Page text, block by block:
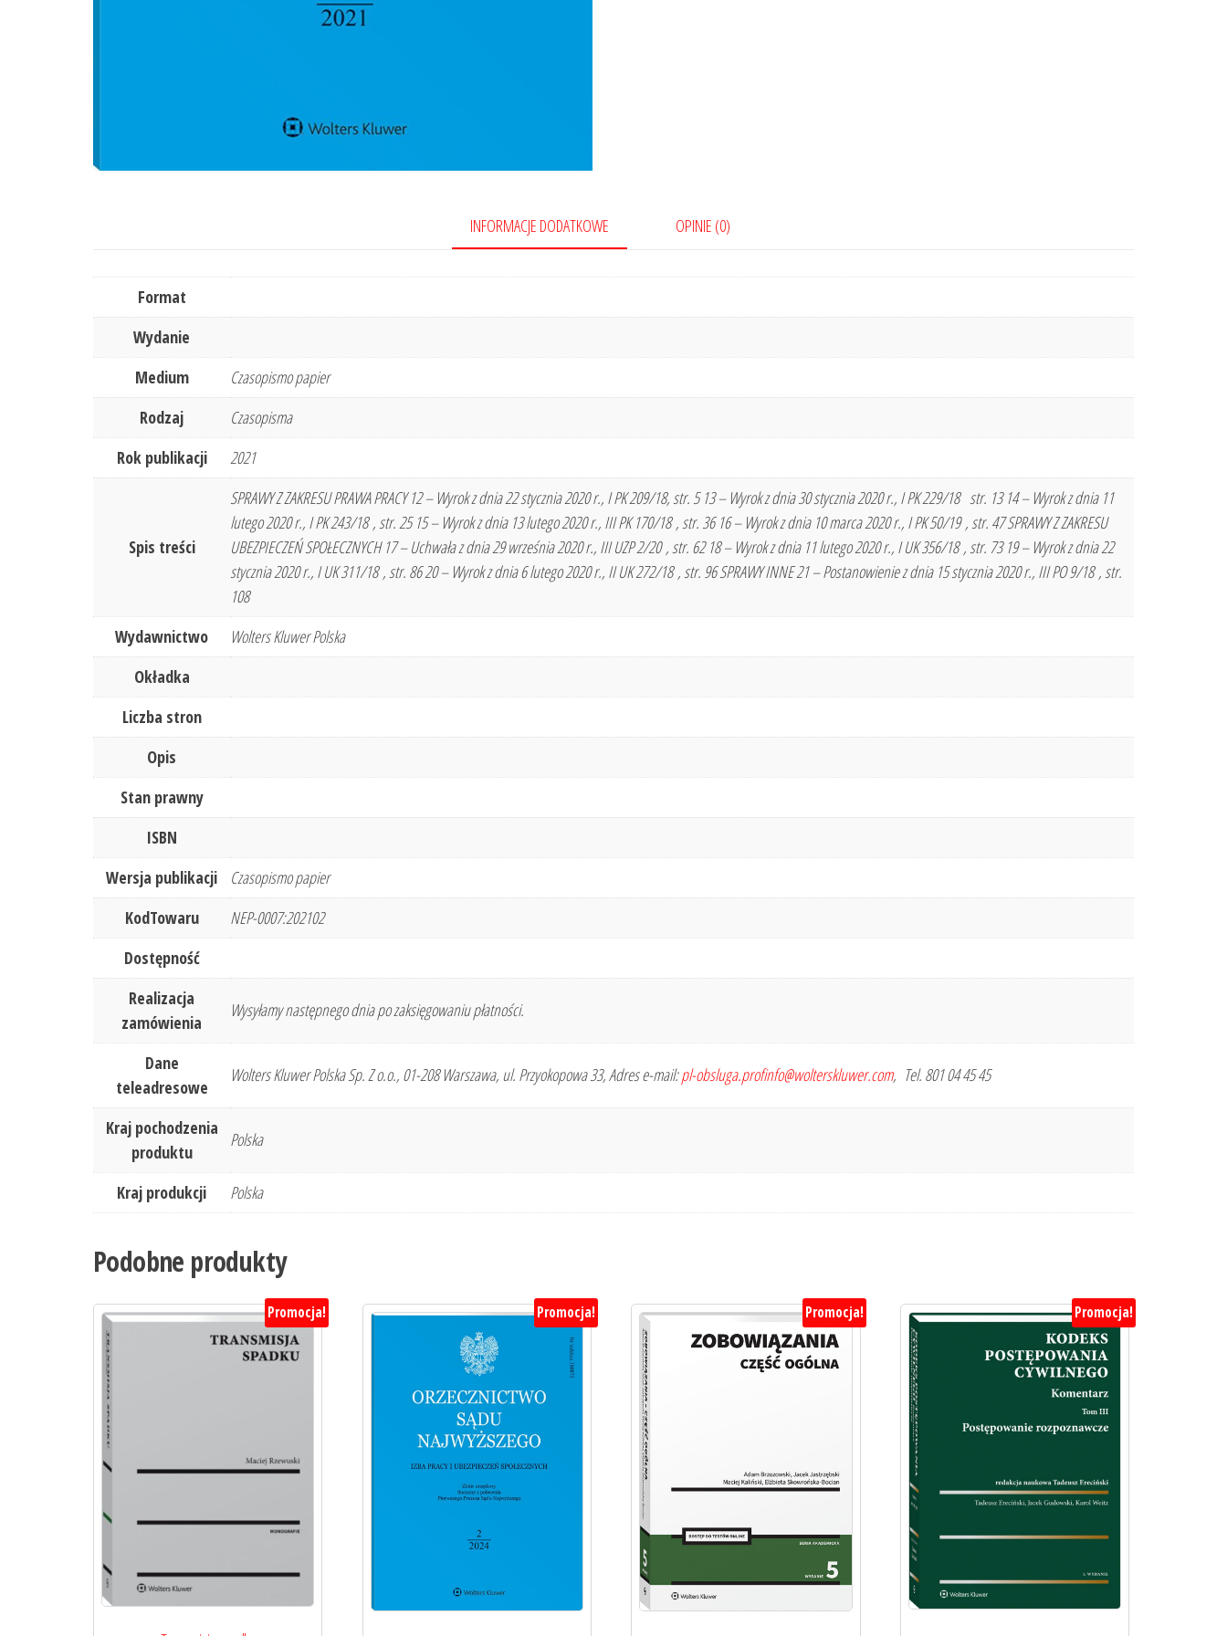
INFORMACJE DODATKOWE OPINIE (0)
Format
Wydanie
Medium
Czasopismo papier
Rodzaj
Czasopisma
Rok publikacji
2021
Spis treści
SPRAWY Z ZAKRESU PRAWA PRACY 12 – Wyrok z dnia 22 stycznia 2020 r., I PK 209/18, str. 5 13 – Wyrok z dnia 30 stycznia 2020 r., I PK 229/18 str. 13 14 – Wyrok z dnia 11
lutego 2020 r., I PK 243/18 , str. 25 15 – Wyrok z dnia 13 lutego 2020 r., III PK 170/18 , str. 36 16 – Wyrok z dnia 10 marca 2020 r., I PK 50/19 , str. 47 SPRAWY Z ZAKRESU
UBEZPIECZEŃ SPOŁECZNYCH 17 – Uchwała z dnia 29 września 2020 r., III UZP 2/20 , str. 62 18 – Wyrok z dnia 11 lutego 2020 r., I UK 356/18 , str. 73 19 – Wyrok z dnia 22
stycznia 2020 r., I UK 311/18 , str. 86 20 – Wyrok z dnia 6 lutego 2020 r., II UK 272/18 , str. 96 SPRAWY INNE 21 – Postanowienie z dnia 15 stycznia 2020 r., III PO 9/18 , str.
108
Wydawnictwo
Wolters Kluwer Polska
Okładka
Liczba stron
Opis
Stan prawny
ISBN
Wersja publikacji
Czasopismo papier
KodTowaru
NEP-0007:202102
Dostępność
Realizacja
zamówienia
Wysyłamy następnego dnia po zaksięgowaniu płatności.
Dane
teleadresowe
Wolters Kluwer Polska Sp. Z o.o., 01-208 Warszawa, ul. Przyokopowa 33, Adres e-mail:pl-obsluga.profinfo@wolterskluwer.com, Tel. 801 04 45 45
Kraj pochodzenia
produktu
Polska
Kraj produkcji Polska
Podobne produkty
Promocja! Promocja! Promocja! Promocja!